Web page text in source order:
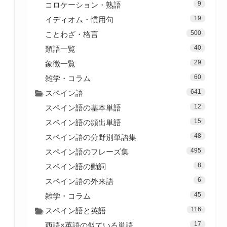
コロケーション・熟語 9
イディオム・慣用句 19
ことわざ・格言 500
類語一覧 40
象徴一覧 29
雑学・コラム 60
スペイン語 641
スペイン語の基本単語 12
スペイン語の頻出単語 15
スペイン語の分野別単語集 48
スペイン語のフレーズ集 495
スペイン語の動詞 8
スペイン語の外来語 6
雑学・コラム 45
スペイン語と英語 116
西語×英語の似ている単語 17